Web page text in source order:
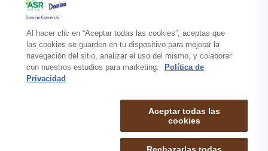
Productos
Contacto
Al hacer clic en “Aceptar todas las cookies”, aceptas que
las cookies se guarden en tu dispositivo para mejorar la
navegación del sitio, analizar el uso del mismo, y colaborar
con nuestros estudios para marketing.
Política de
Privacidad
Aceptar todas las
cookies
Rechazarlas todas